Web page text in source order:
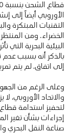
الأوروبي أيضاً إلى
التقنيات المبتكرة
البيئية البحرية التي
بالذكر أنه بسبب عدم
إلى اتفاق، لم يتم
وعلى الرغم من
والاتحاد الأوروبي،
لتحفيز استدامة
إجراءات بشأن تغير
صناعة النقل البحري